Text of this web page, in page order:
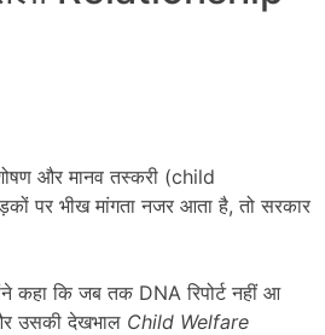
और मानव तस्करी (child
पर भीख मांगता नजर आता है, तो सरकार
कहा कि जब तक DNA रिपोर्ट नहीं आ
उसकी देखभाल Child Welfare